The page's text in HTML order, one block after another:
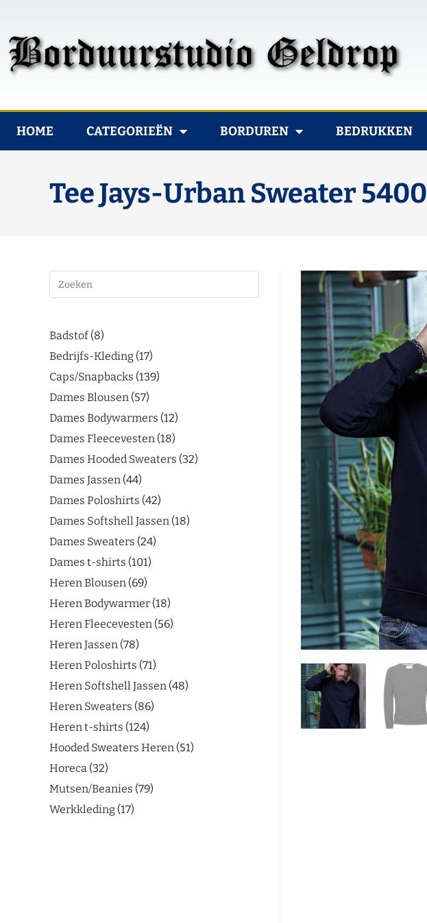
HOME CATEGORIEËN BORDUREN BEDRUKKEN
Tee Jays-Urban Sweater 5400
Badstof 8
Bedrijfs-Kleding 17
Caps/Snapbacks 139
Dames Blousen 57
Dames Bodywarmers 12
Dames Fleecevesten 18
Dames Hooded Sweaters 32
Dames Jassen 44
Dames Poloshirts 42
Dames Softshell Jassen 18
Dames Sweaters 24
Dames t-shirts 101
Heren Blousen 69
Heren Bodywarmer 18
Heren Fleecevesten 56
Heren Jassen 78
Heren Poloshirts 71
Heren Softshell Jassen 48
Heren Sweaters 86
Heren t-shirts 124
Hooded Sweaters Heren 51
Horeca 32
Mutsen/Beanies 79
Werkkleding 17